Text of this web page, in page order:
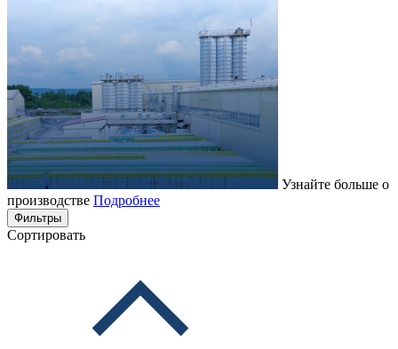
Узнайте больше о
производстве Подробнее
Фильтры
Сортировать